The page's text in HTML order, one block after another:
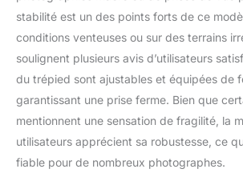
ranger et
l'espace. 【
Trépied】
3/8” ,
être tourné à
contribuant à
facilement des
panoramas.
plateau rapide
stabilité est un des points forts de ce
conditions venteuses ou sur des terrains
soulignent plusieurs avis d’utilisateurs
du trépied sont ajustables et équipées de
garantissant une prise ferme. Bien que
mentionnent une sensation de fragilité, la
utilisateurs apprécient sa robustesse, ce
fiable pour de nombreux photographes.